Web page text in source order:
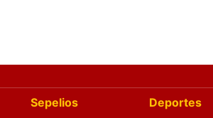
Sepelios
Deportes